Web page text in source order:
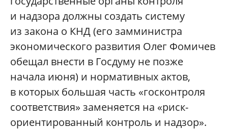
и надзора должны создать систему
из закона о КНД (его замминистра
экономического развития Олег Фомичев
обещал внести в Госдуму не позже
начала июня) и нормативных актов,
в которых большая часть «госконтроля
соответствия» заменяется на «риск-
ориентированный контроль и надзор».